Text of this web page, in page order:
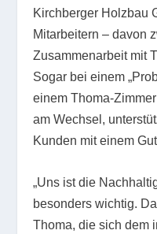
Kirchberger Holzbau
Mitarbeitern – davon
Zusammenarbeit mit
Sogar bei einem
einem Thoma-
am Wechsel,
Kunden mit einem
„Uns ist die
besonders wichtig.
Thoma, die sich dem